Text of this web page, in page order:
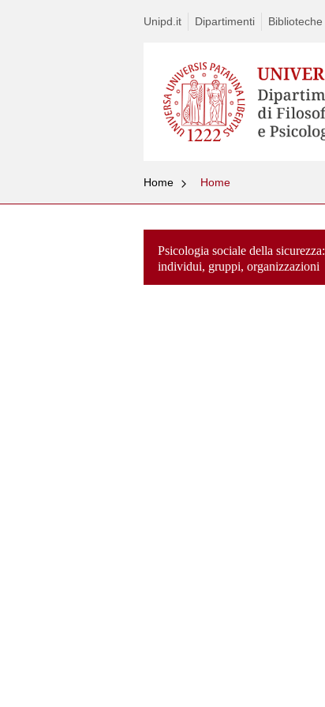
Unipd.it Dipartimenti Biblioteche
Home Home
Psicologia sociale della sicurezza:
individui, gruppi, organizzazioni